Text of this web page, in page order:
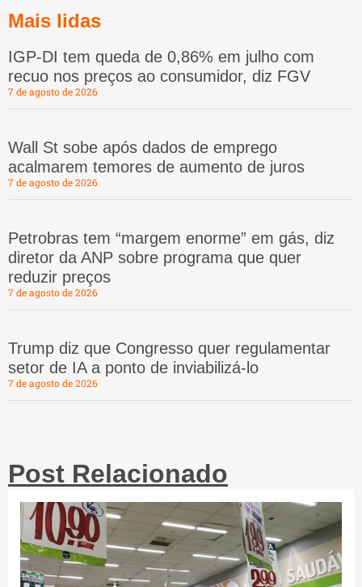
Mais lidas
IGP-DI tem queda de 0,86% em julho com
recuo nos preços ao consumidor, diz FGV
7 de agosto de 2026
Wall St sobe após dados de emprego
acalmarem temores de aumento de juros
7 de agosto de 2026
Petrobras tem “margem enorme” em gás, diz
diretor da ANP sobre programa que quer
reduzir preços
7 de agosto de 2026
Trump diz que Congresso quer regulamentar
setor de IA a ponto de inviabilizá-lo
7 de agosto de 2026
Post Relacionado